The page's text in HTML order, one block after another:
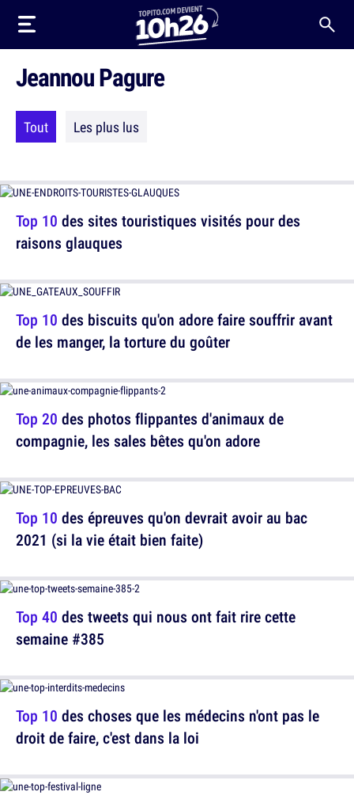
Jeannou Pagure
Tout Les plus lus
Top 10 des sites touristiques visités pour des
raisons glauques
Top 20 des photos flippantes d'animaux de
compagnie, les sales bêtes qu'on adore
Top 40 des tweets qui nous ont fait rire cette
semaine #385
Top 10 des biscuits qu'on adore faire souffrir avant
de les manger, la torture du goûter
Top 10 des épreuves qu'on devrait avoir au bac
2021 (si la vie était bien faite)
Top 10 des choses que les médecins n'ont pas le
droit de faire, c'est dans la loi